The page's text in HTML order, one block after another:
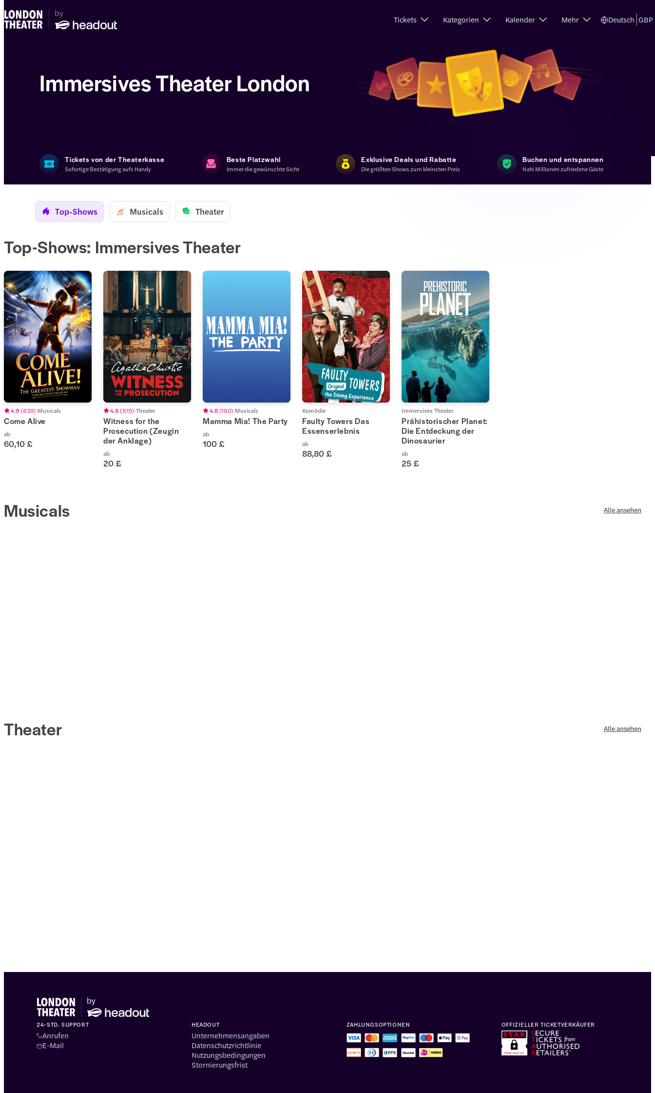
Tickets Kategorien Kalender Mehr Deutsch GBP
Immersives Theater London
Tickets von der Theaterkasse
Sofortige Bestätigung aufs Handy
Beste Platzwahl
Immer die gewünschte Sicht
Exklusive Deals und Rabatte
Die größten Shows zum kleinsten Preis
Buchen und entspannen
NaN Millionen zufriedene Gäste
Top-Shows Musicals Theater
Top-Shows: Immersives Theater
4.9(839) Musicals
Come Alive
ab
60,10 £
4.8(815) Theater
Witness for the
Prosecution (Zeugin
der Anklage)
ab
20 £
4.8(180) Musicals
Mamma Mia! The Party
ab
100 £
Komödie
Faulty Towers Das
Essenserlebnis
ab
88,80 £
Immersives Theater
Prähistorischer Planet:
Die Entdeckung der
Dinosaurier
ab
25 £
Musicals Alle ansehen
Theater Alle ansehen
24-STD. SUPPORT
Anrufen
E-Mail
HEADOUT
Unternehmensangaben
Datenschutzrichtlinie
Nutzungsbedingungen
Stornierungsfrist
ZAHLUNGSOPTIONEN OFFIZIELLER TICKETVERKÄUFER